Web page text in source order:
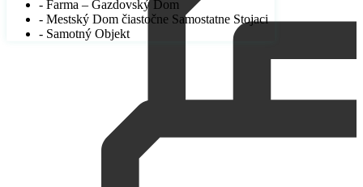
- Farma – Gazdovský Dom
- Mestský Dom čiastočne Samostatne Stojaci
- Samotný Objekt